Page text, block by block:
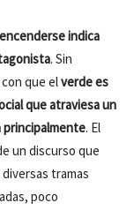
indica
. Sin
que elverde es
que atraviesa un
principalmente. El
un discurso que
tramas
poco